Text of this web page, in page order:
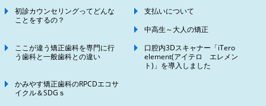
初診カウンセリングってどんな
ことをするの？
支払いについて
中高生～大人の矯正
ここが違う矯正歯科を専門に行
う歯科と一般歯科との違い
口腔内3Dスキャナー「iTero
element(アイテロ エレメン
ト)」を導入しました
かみやす矯正歯科のRPCDエコサ
イクル＆SDGｓ